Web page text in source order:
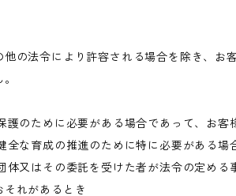
の法令により許容される場合を除き、お
護のために必要がある場合であって、お
全な育成の推進のために特に必要がある
体又はその委託を受けた者が法令の定め
それがあるとき